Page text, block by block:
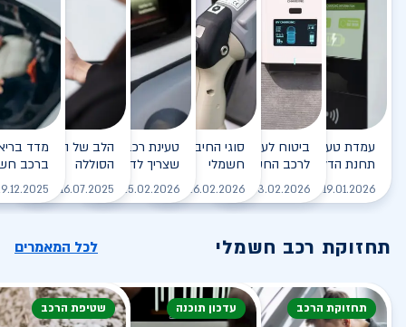
עמדת טעינה - הסוף של
תחנת הדלק?
19.01.2026 לקריאה
ביטוח לעמדת טעינה ביתית
לרכב החשמלי
03.02.2026 לקריאה
סוגי החיבורים לטעינת רכב
חשמלי
26.02.2026 לקריאה
טעינת רכב חשמלי - כל מה
שצריך לדעת
25.02.2026 לקריאה
הלב של הרכב
הסוללה
16.07.2025
ברכב
תחזוקת רכב חשמלי לכל המאמרים
תחזוקת הרכב עדכון תוכנה שטיפת הרכב